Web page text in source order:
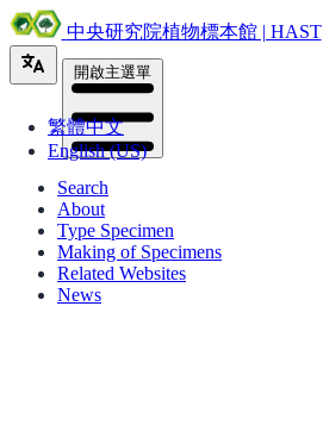
中央研究院植物標本館 | HAST
繁體中文
English (US)
開啟主選單
Search
About
Type Specimen
Making of Specimens
Related Websites
News